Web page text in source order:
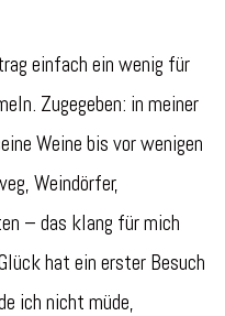
einfach ein wenig für
Zugegeben: in meiner
Weine bis vor wenigen
Weindörfer,
– das klang für mich
hat ein erster Besuch
ich nicht müde,